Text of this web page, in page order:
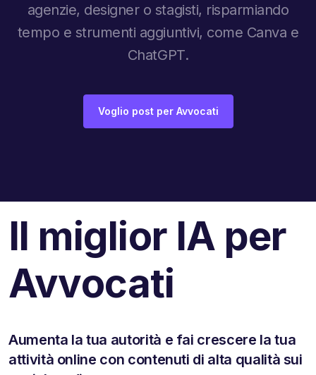
agenzie, designer o stagisti, risparmiando
tempo e strumenti aggiuntivi, come Canva e
ChatGPT.
Voglio post per Avvocati
Il miglior IA per
Avvocati
Aumenta la tua autorità e fai crescere la tua
attività online con contenuti di alta qualità sui